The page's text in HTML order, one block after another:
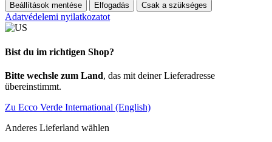
Beállítások mentése Elfogadás Csak a szükséges
Adatvédelemi nyilatkozatot
Bist du im richtigen Shop?
Bitte wechsle zum Land, das mit deiner Lieferadresse
übereinstimmt.
Zu Ecco Verde International (English)
Anderes Lieferland wählen